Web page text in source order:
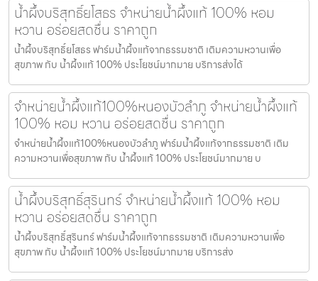
น้ำผึ้งบริสุทธิ์ยโสธร จำหน่ายน้ำผึ้งแท้ 100% หอม
หวาน อร่อยสดชื่น ราคาถูก
น้ำผึ้งบริสุทธิ์ยโสธร ฟาร์มน้ำผึ้งแท้จากธรรมชาติ เติมความหวานเพื่อ
สุขภาพ กับ น้ำผึ้งแท้ 100% ประโยชน์มากมาย บริการส่งได้
จำหน่ายน้ำผึ้งแท้100%หนองบัวลำภู จำหน่ายน้ำผึ้งแท้
100% หอม หวาน อร่อยสดชื่น ราคาถูก
จำหน่ายน้ำผึ้งแท้100%หนองบัวลำภู ฟาร์มน้ำผึ้งแท้จากธรรมชาติ เติม
ความหวานเพื่อสุขภาพ กับ น้ำผึ้งแท้ 100% ประโยชน์มากมาย บ
น้ำผึ้งบริสุทธิ์สุรินทร์ จำหน่ายน้ำผึ้งแท้ 100% หอม
หวาน อร่อยสดชื่น ราคาถูก
น้ำผึ้งบริสุทธิ์สุรินทร์ ฟาร์มน้ำผึ้งแท้จากธรรมชาติ เติมความหวานเพื่อ
สุขภาพ กับ น้ำผึ้งแท้ 100% ประโยชน์มากมาย บริการส่ง